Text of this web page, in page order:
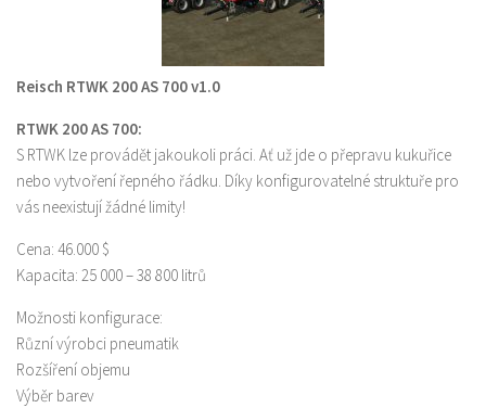
Reisch RTWK 200 AS 700 v1.0
RTWK 200 AS 700:
S RTWK lze provádět jakoukoli práci. Ať už jde o přepravu kukuřice
nebo vytvoření řepného řádku. Díky konfigurovatelné struktuře pro
vás neexistují žádné limity!
Cena: 46.000 $
Kapacita: 25 000 – 38 800 litrů
Možnosti konfigurace:
Různí výrobci pneumatik
Rozšíření objemu
Výběr barev